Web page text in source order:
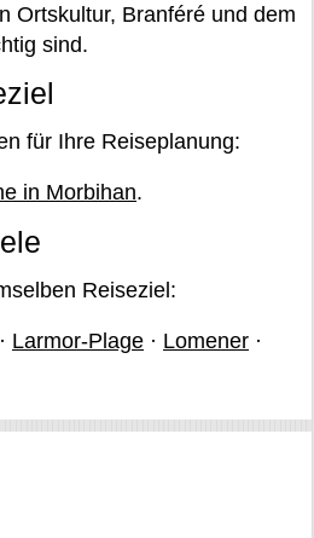
Ortskultur, Branféré und dem
sind.
für Ihre Reiseplanung:
in Morbihan.
Reiseziel:
· Larmor-Plage · Lomener ·